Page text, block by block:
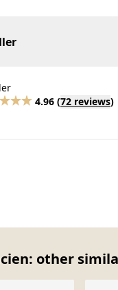
4.96 (72 reviews)
other